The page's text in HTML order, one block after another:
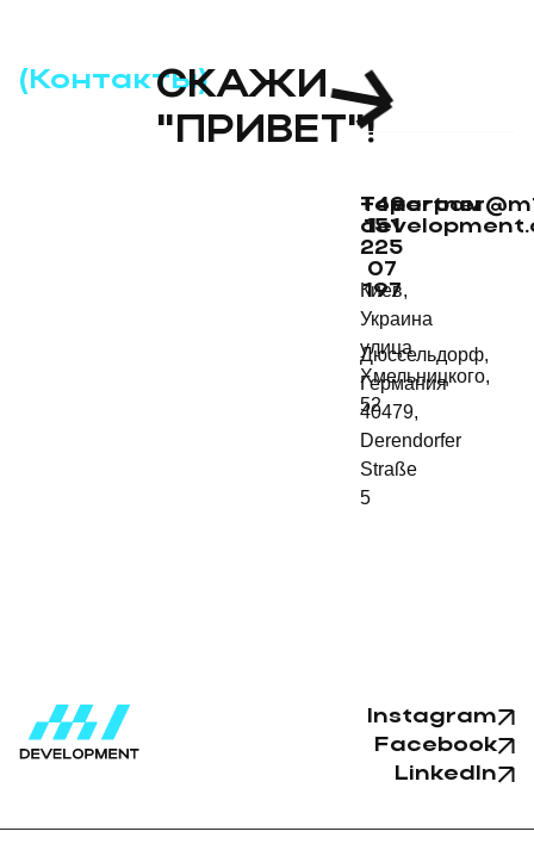
(Контакты)СКАЖИ
"ПРИВЕТ"!
Киев,
Украина
улица
Хмельницкого,
52
+49
151
225
07
197
Дюссельдорф,
Германия
40479,
Derendorfer
Straße
5
Телеграм
Instagram
Facebook
LinkedIn